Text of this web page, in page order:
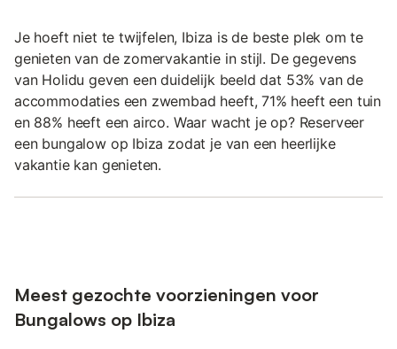
Je hoeft niet te twijfelen, Ibiza is de beste plek om te
genieten van de zomervakantie in stijl. De gegevens
van Holidu geven een duidelijk beeld dat 53% van de
accommodaties een zwembad heeft, 71% heeft een tuin
en 88% heeft een airco. Waar wacht je op? Reserveer
een bungalow op Ibiza zodat je van een heerlijke
vakantie kan genieten.
Meest gezochte voorzieningen voor
Bungalows op Ibiza